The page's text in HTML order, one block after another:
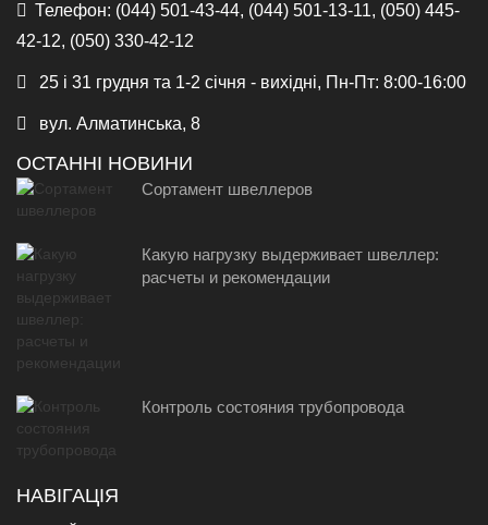
Телефон: (044) 501-43-44, (044) 501-13-11, (050) 445-
42-12, (050) 330-42-12
25 і 31 грудня та 1-2 січня - вихідні, Пн-Пт: 8:00-16:00
вул. Алматинська, 8
ОСТАННІ НОВИНИ
Сортамент швеллеров
Какую нагрузку выдерживает швеллер:
расчеты и рекомендации
Контроль состояния трубопровода
НАВІГАЦІЯ